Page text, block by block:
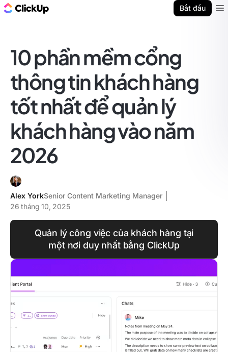
Bắt đầu
10 phần mềm cổng
thông tin khách hàng
tốt nhất để quản lý
khách hàng vào năm
2026
Alex YorkSenior Content Marketing Manager
26 tháng 10, 2025
Quản lý công việc của khách hàng tại
một nơi duy nhất bằng ClickUp